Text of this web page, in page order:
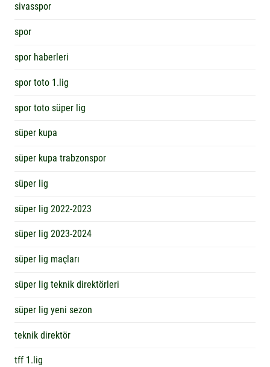
sivasspor
spor
spor haberleri
spor toto 1.lig
spor toto süper lig
süper kupa
süper kupa trabzonspor
süper lig
süper lig 2022-2023
süper lig 2023-2024
süper lig maçları
süper lig teknik direktörleri
süper lig yeni sezon
teknik direktör
tff 1.lig